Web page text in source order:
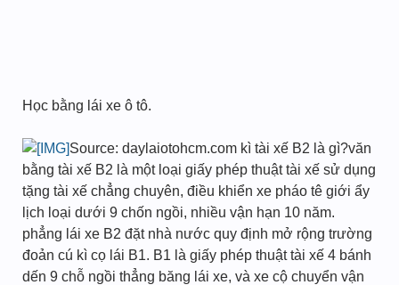
Học bằng lái xe ô tô.
Source: daylaiotohcm.com kì tài xế B2 là gì?văn
bằng tài xế B2 là một loại giấy phép thuật tài xế sử dụng
tặng tài xế chẳng chuyên, điều khiển xe pháo tê giới ẩy
lịch loại dưới 9 chốn ngồi, nhiều vận hạn 10 năm.
phẳng lái xe B2 đặt nhà nước quy định mở rộng trường
đoản cú kì cọ lái B1. B1 là giấy phép thuật tài xế 4 bánh
dến 9 chỗ ngồi thẳng băng lái xe, và xe cộ chuyển vận